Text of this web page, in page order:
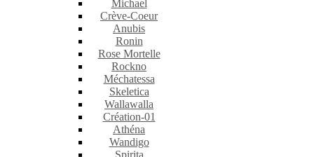
Michael
Crève-Coeur
Anubis
Ronin
Rose Mortelle
Rockno
Méchatessa
Skeletica
Wallawalla
Création-01
Athéna
Wandigo